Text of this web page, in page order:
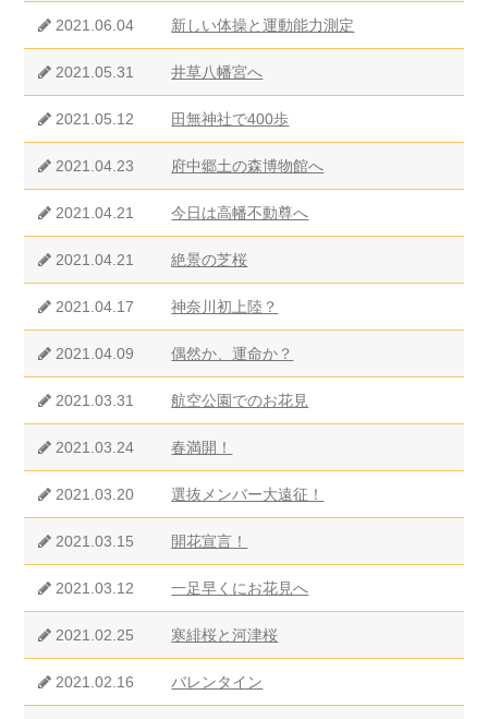
2021.06.04 新しい体操と運動能力測定
2021.05.31 井草八幡宮へ
2021.05.12 田無神社で400歩
2021.04.23 府中郷土の森博物館へ
2021.04.21 今日は高幡不動尊へ
2021.04.21 絶景の芝桜
2021.04.17 神奈川初上陸？
2021.04.09 偶然か、運命か？
2021.03.31 航空公園でのお花見
2021.03.24 春満開！
2021.03.20 選抜メンバー大遠征！
2021.03.15 開花宣言！
2021.03.12 一足早くにお花見へ
2021.02.25 寒緋桜と河津桜
2021.02.16 バレンタイン